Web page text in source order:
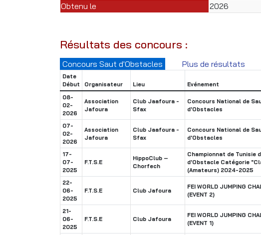
Obtenu le
2026
Résultats des concours :
Concours Saut d'Obstacles Plus de résultats
Date
Début
Organisateur Lieu Evénement
08-
02-
2026
Association
Jafoura
Club Jaafoura -
Sfax
Concours National de
d'Obstacles
07-
02-
2026
Association
Jafoura
Club Jaafoura -
Sfax
Concours National de
d'Obstacles
17-
07-
2025
F.T.S.E
HippoClub –
Chorfech
Championnat de Tunisie
d'Obstacle Catégorie
(Amateurs) 2024-2025
22-
06-
2025
F.T.S.E Club Jafoura
FEI WORLD JUMPING
(EVENT 2)
21-
06-
2025
F.T.S.E Club Jafoura
FEI WORLD JUMPING
(EVENT 1)